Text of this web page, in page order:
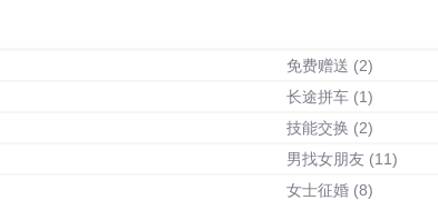
免费赠送 (2)
长途拼车 (1)
技能交换 (2)
男找女朋友 (11)
女士征婚 (8)